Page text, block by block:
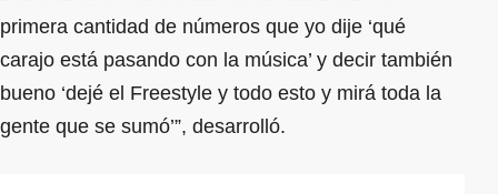
primera cantidad de números que yo dije ‘qué
carajo está pasando con la música’ y decir también
bueno ‘dejé el Freestyle y todo esto y mirá toda la
gente que se sumó’”, desarrolló.